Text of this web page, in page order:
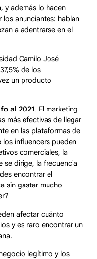
y además lo hacen
anunciantes: hablan
a adentrarse en el
Camilo José
de los
un producto
al 2021. El marketing
más efectivas de llegar
en las plataformas de
los influencers pueden
comerciales, la
se dirige, la frecuencia
encontrar el
sin gastar mucho
afectar cuánto
y es raro encontrar un
legítimo y los